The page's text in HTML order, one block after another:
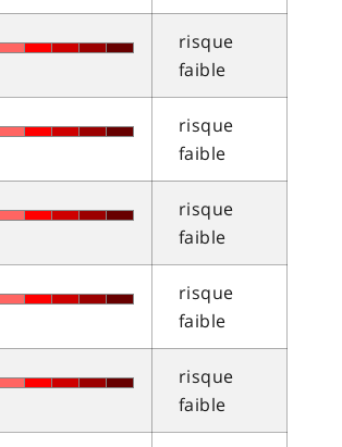
risque
faible
risque
faible
risque
faible
risque
faible
risque
faible